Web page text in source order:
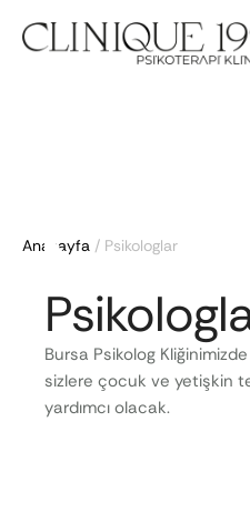
Anasayfa / Psikologlar
Bursa Psikolog
sizlere çocuk ve yetişkin
yardımcı olacak.